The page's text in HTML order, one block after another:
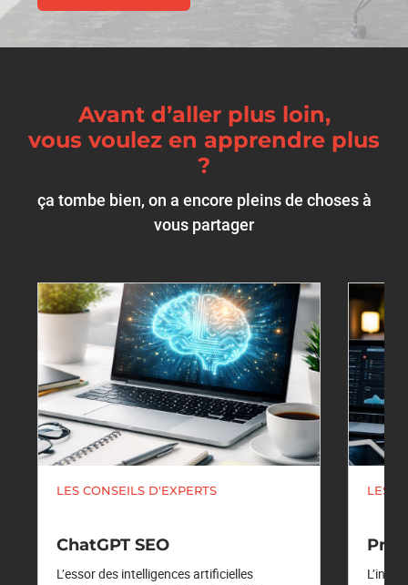
Avant d’aller plus loin,
vous voulez en apprendre plus
?
ça tombe bien, on a encore pleins de choses à
vous partager
LES CONSEILS D'EXPERTS
ChatGPT SEO
L’essor des intelligences artificielles
LES